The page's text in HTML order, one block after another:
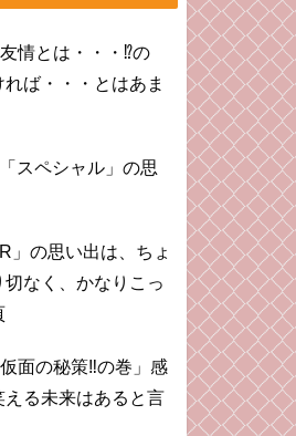
情とは・・・⁉︎の
ば・・・とはあま
スペシャル」の思
」の思い出は、ちょ
なく、かなりこっ
面の秘策‼︎の巻」感
る未来はあると言